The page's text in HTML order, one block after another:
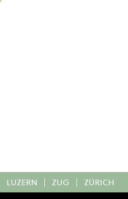
LUZERN | ZUG | ZÜRICH